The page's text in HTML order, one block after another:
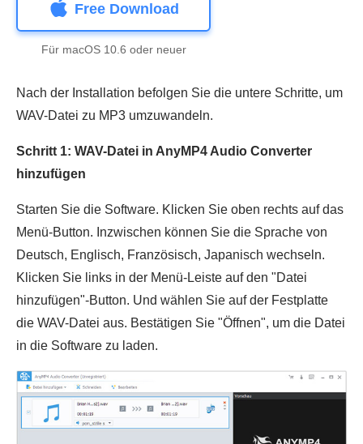
Free Download
Für macOS 10.6 oder neuer
Nach der Installation befolgen Sie die untere Schritte, um
WAV-Datei zu MP3 umzuwandeln.
Schritt 1: WAV-Datei in AnyMP4 Audio Converter
hinzufügen
Starten Sie die Software. Klicken Sie oben rechts auf das
Menü-Button. Inzwischen können Sie die Sprache von
Deutsch, Englisch, Französisch, Japanisch wechseln.
Klicken Sie links in der Menü-Leiste auf den "Datei
hinzufügen"-Button. Und wählen Sie auf der Festplatte
die WAV-Datei aus. Bestätigen Sie "Öffnen", um die Datei
in die Software zu laden.